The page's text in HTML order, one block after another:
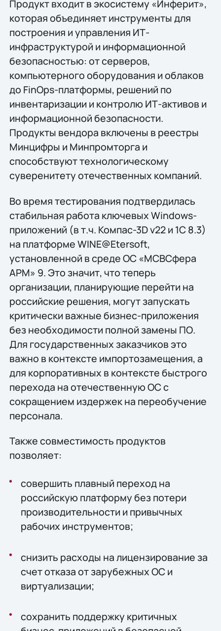
Продукт входит в экосистему «Инферит»,
которая объединяет инструменты для
построения и управления ИТ-
инфраструктурой и информационной
безопасностью: от серверов,
компьютерного оборудования и облаков
до FinOps-платформы, решений по
инвентаризации и контролю ИТ-активов и
информационной безопасности.
Продукты вендора включены в реестры
Минцифры и Минпромторга и
способствуют технологическому
суверенитету отечественных компаний.
Во время тестирования подтвердилась
стабильная работа ключевых Windows-
приложений (в т.ч. Компас-3D v22 и 1С 8.3)
на платформе WINE@Etersoft,
установленной в среде ОС «МСВСфера
АРМ» 9. Это значит, что теперь
организации, планирующие перейти на
российские решения, могут запускать
критически важные бизнес-приложения
без необходимости полной замены ПО.
Для государственных заказчиков это
важно в контексте импортозамещения, а
для корпоративных в контексте быстрого
перехода на отечественную ОС с
сокращением издержек на переобучение
персонала.
Также совместимость продуктов
позволяет:
совершить плавный переход на
российскую платформу без потери
производительности и привычных
рабочих инструментов;
снизить расходы на лицензирование за
счет отказа от зарубежных ОС и
виртуализации;
сохранить поддержку критичных